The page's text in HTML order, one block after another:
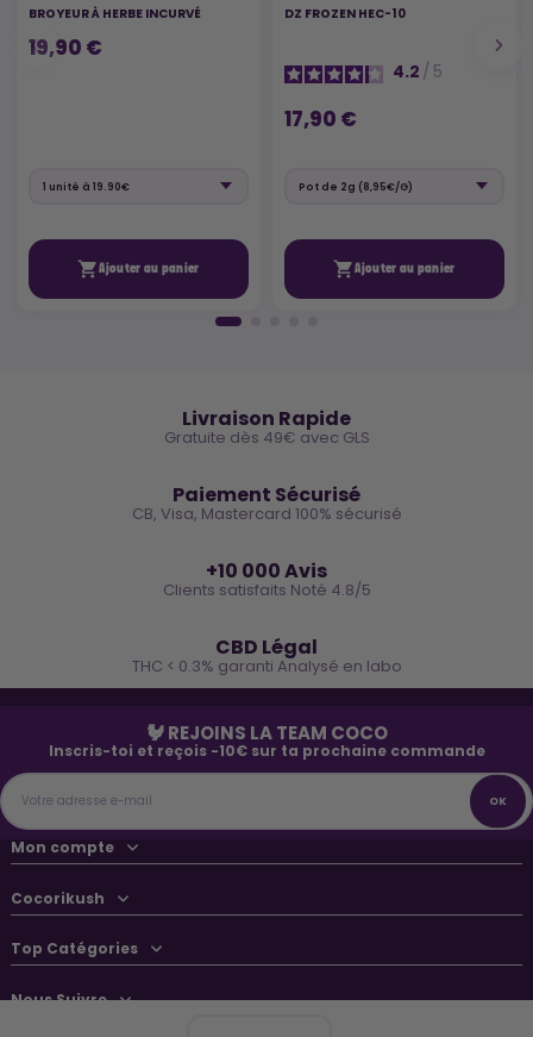
BROYEUR À HERBE INCURVÉ
19,90 €
Ajouter au panier
DZ FROZEN HEC-10
4.2 / 5
17,90 €
Ajouter au panier
Livraison Rapide
Gratuite dès 49€ avec GLS
Paiement Sécurisé
CB, Visa, Mastercard 100% sécurisé
+10 000 Avis
Clients satisfaits Noté 4.8/5
CBD Légal
THC < 0.3% garanti Analysé en labo
🐓 REJOINS LA TEAM COCO
Inscris-toi et reçois -10€ sur ta prochaine commande
Mon compte
Cocorikush
Top Catégories
Nous Suivre